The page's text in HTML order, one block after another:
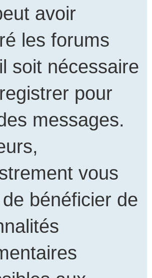
avoir
les forums
soit nécessaire
pour
messages.
vous
bénéficier de